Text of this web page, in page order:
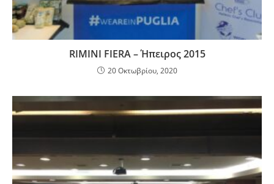
RIMINI FIERA – Ήπειρος 2015
20 Οκτωβρίου, 2020